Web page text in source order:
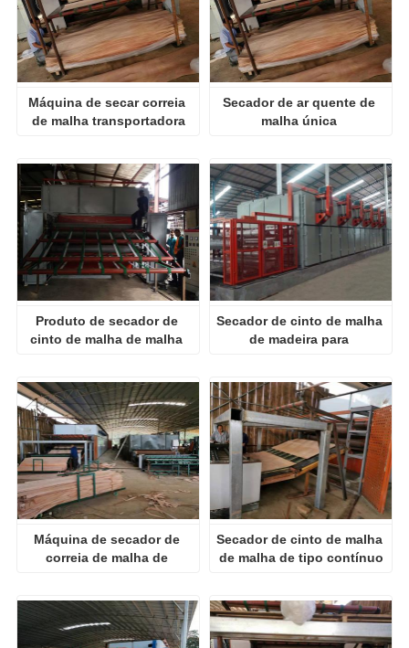
Máquina de secar correia
de malha transportadora
Secador de ar quente de
malha única
Produto de secador de
cinto de malha de malha
Secador de cinto de malha
de madeira para
Máquina de secador de
correia de malha de
Secador de cinto de malha
de malha de tipo contínuo